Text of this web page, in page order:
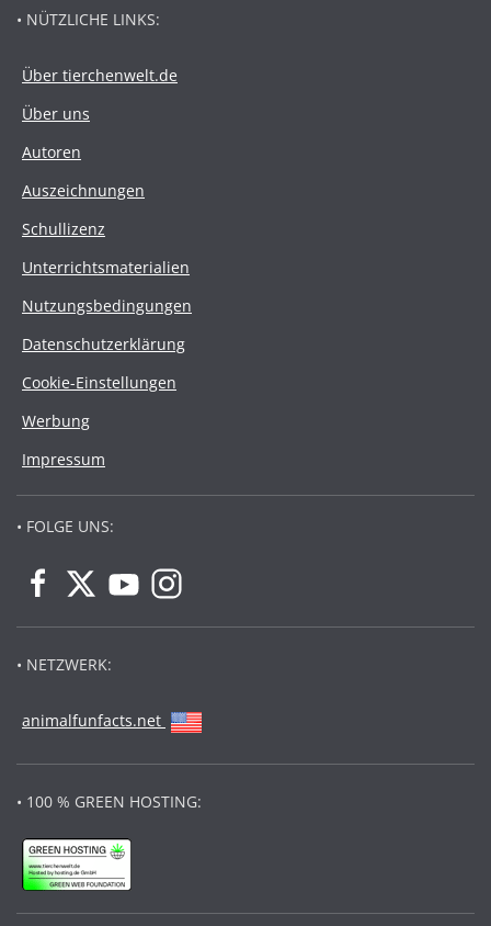
• NÜTZLICHE LINKS:
Über tierchenwelt.de
Über uns
Autoren
Auszeichnungen
Schullizenz
Unterrichtsmaterialien
Nutzungsbedingungen
Datenschutzerklärung
Cookie-Einstellungen
Werbung
Impressum
• FOLGE UNS:
• NETZWERK:
animalfunfacts.net
• 100 % GREEN HOSTING: